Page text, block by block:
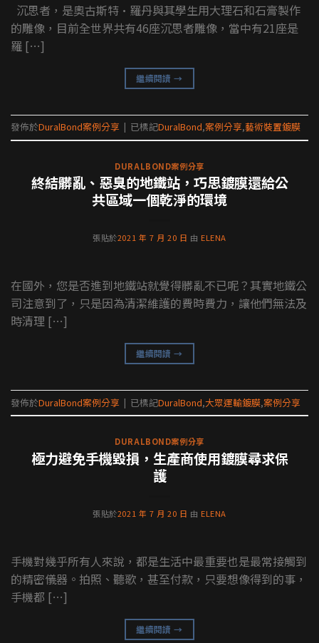
沉思者，是奧古斯特·羅丹與其學生用大理石和石膏製作
的雕像，目前全世界共有46座沉思者雕像，當中有21座是
羅 […]
繼續閱讀→
發佈於DuralBond案例分享 | 已標記DuralBond,案例分享,藝術裝置鍍膜
DURALBOND案例分享
終結髒亂、惡臭的地鐵站，巧思鍍膜還給公
共區域一個乾淨的環境
張貼於2021 年 7 月 20 日 由 ELENA
在國外，您是否進到地鐵站就覺得髒亂不已呢？其實地鐵公
司注意到了，只是因為清潔維護的費時費力，讓他們無法及
時清理 […]
繼續閱讀→
發佈於DuralBond案例分享 | 已標記DuralBond,大眾運輸鍍膜,案例分享
DURALBOND案例分享
極力避免手機毀損，生產商使用鍍膜尋求保
護
張貼於2021 年 7 月 20 日 由 ELENA
手機對幾乎所有人來說，都是生活中最重要也是最常接觸到
的精密儀器。拍照、聽歌，甚至付款，只要想像得到的事，
手機都 […]
繼續閱讀→